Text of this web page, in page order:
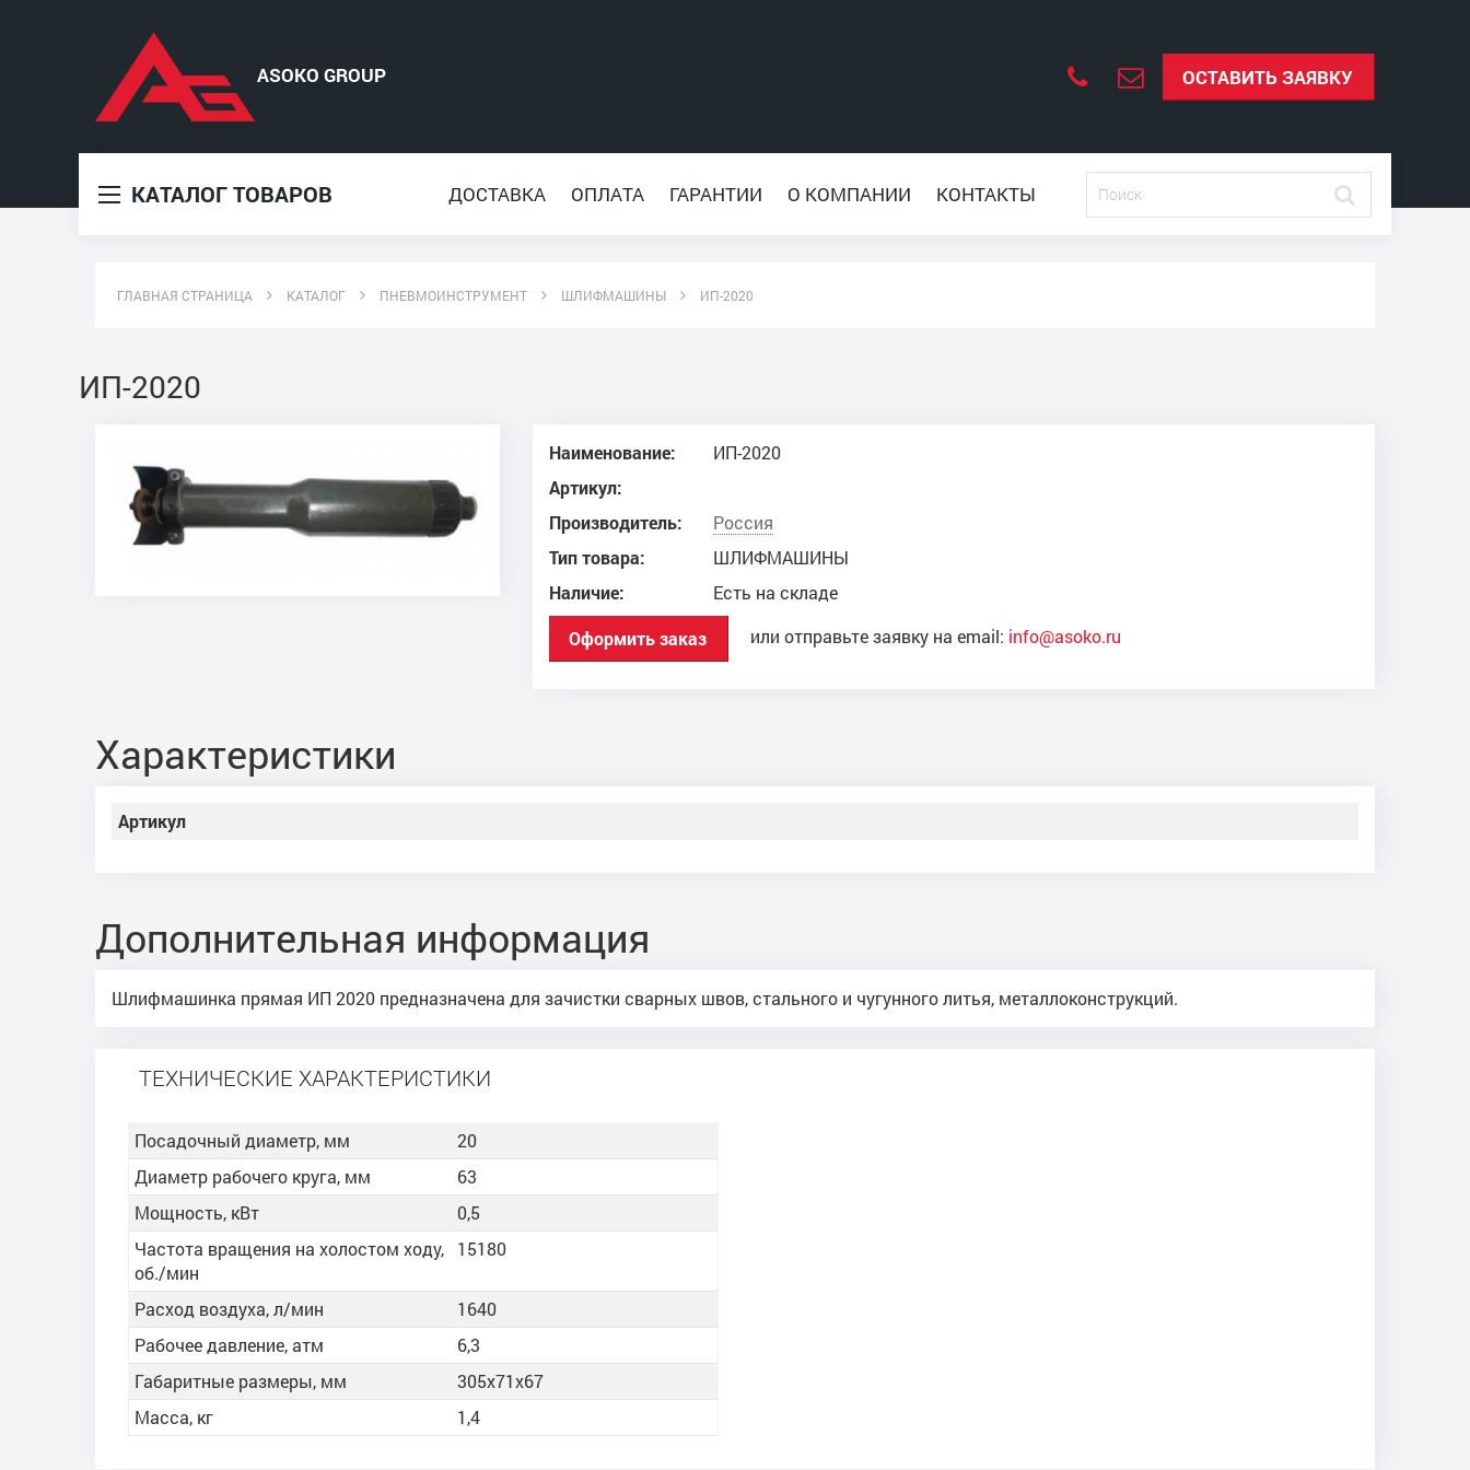
ОСТАВИТЬ ЗАЯВКУ
КАТАЛОГ ТОВАРОВ ДОСТАВКА ОПЛАТА ГАРАНТИИ О КОМПАНИИ КОНТАКТЫ
ГЛАВНАЯ СТРАНИЦА КАТАЛОГ ПНЕВМОИНСТРУМЕНТ ШЛИФМАШИНЫ ИП-2020
ИП-2020
Наименование:
ИП-2020
Артикул:
Производитель:
Россия
Тип товара:
ШЛИФМАШИНЫ
Наличие:
Есть на складе
Оформить заказ или отправьте заявку на email: info@asoko.ru
Характеристики
Артикул
Дополнительная информация
Шлифмашинка прямая ИП 2020 предназначена для зачистки сварных швов, стального и чугунного литья, металлоконструкций.
ТЕХНИЧЕСКИЕ ХАРАКТЕРИСТИКИ
Посадочный диаметр, мм
20
Диаметр рабочего круга, мм
63
Мощность, кВт
0,5
Частота вращения на холостом ходу,
об./мин
15180
Расход воздуха, л/мин
1640
Рабочее давление, атм
6,3
Габаритные размеры, мм
305х71х67
Масса, кг
1,4